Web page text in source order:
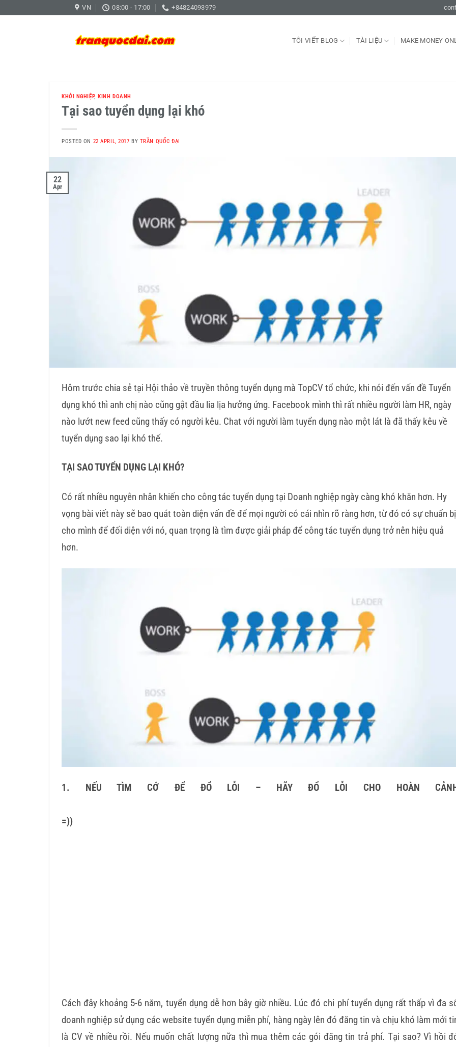
VN 08:00 - 17:00 +84824093979
TÔI VIẾT BLOG TÀI LIỆU MAKE MONEY
KHỞI NGHIỆP,KINH DOANH
Tại sao tuyển dụng lại khó
POSTED ON 22 APRIL, 2017 BY TRẦN QUỐC ĐẠI
22
Apr
Hôm trước chia sẻ tại Hội thảo về truyền thông tuyển dụng mà TopCV tổ chức, khi nói đến vấn đề Tuyển
dụng khó thì anh chị nào cũng gật đầu lia lịa hưởng ứng. Facebook mình thì rất nhiều người làm HR, ngày
nào lướt new feed cũng thấy có người kêu. Chat với người làm tuyển dụng nào một lát là đã thấy kêu về
tuyển dụng sao lại khó thế.
TẠI SAO TUYỂN DỤNG LẠI KHÓ?
Có rất nhiều nguyên nhân khiến cho công tác tuyển dụng tại Doanh nghiệp ngày càng khó khăn hơn. Hy
vọng bài viết này sẽ bao quát toàn diện vấn đề để mọi người có cái nhìn rõ ràng hơn, từ đó có sự chuẩn bị
cho mình để đối diện với nó, quan trọng là tìm được giải pháp để công tác tuyển dụng trở nên hiệu quả
hơn.
1. NẾU TÌM CỚ ĐỂ ĐỔ LỖI – HÃY ĐỔ LỖI CHO HOÀN
=))
Cách đây khoảng 5-6 năm, tuyển dụng dễ hơn bây giờ nhiều. Lúc đó chi phí tuyển dụng rất thấp vì đa
doanh nghiệp sử dụng các website tuyển dụng miễn phí, hàng ngày lên đó đăng tin và chịu khó làm mới
là CV về nhiều rồi. Nếu muốn chất lượng nữa thì mua thêm các gói đăng tin trả phí. Tại sao? Vì hồi